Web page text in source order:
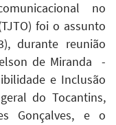
no
foi o assunto
durante reunião
de Miranda -
e Inclusão
do Tocantins,
Gonçalves, e o